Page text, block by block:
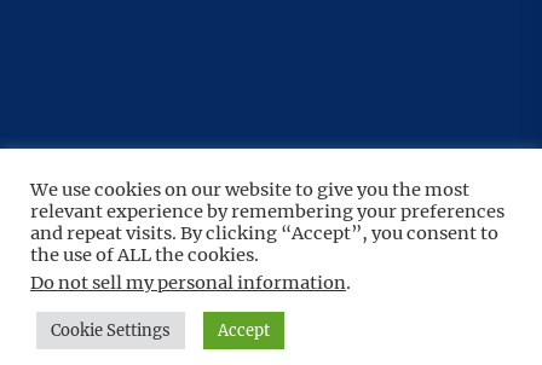
UP↑
Copyright © 2026 நிதர்சனம்.All rights reserved.
Theme: BoundlessNews ByThemeinwp.
WordPress.
HomePrivacyAthirady
We use cookies on our website to give you the most
relevant experience by remembering your preferences
and repeat visits. By clicking “Accept”, you consent to
the use of ALL the cookies.
Do not sell my personal information.
Cookie Settings Accept